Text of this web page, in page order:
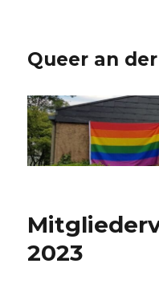
Queer an der
2023